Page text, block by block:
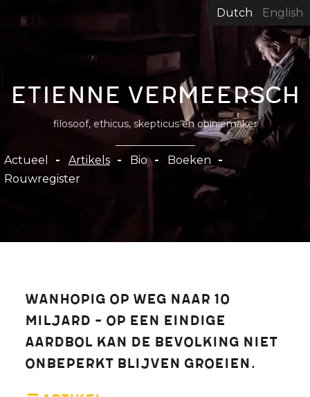
inhoud
gaan
Dutch English
Etienne Vermeersch
filosoof, ethicus, skepticus en opiniemaker
Hoofdnavigatie
Actueel Artikels Bio
Boeken
Rouwregister
Wanhopig op weg naar 10
miljard - Op een eindige
aardbol kan de bevolking niet
onbeperkt blijven groeien.